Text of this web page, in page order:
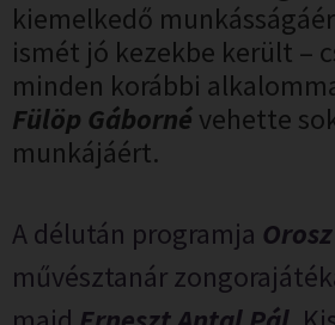
kiemelkedő
ismét jó kezekbe került –
minden korábbi
Fülöp Gábornévehette
munkájáért.
A délután programja
művésztanár